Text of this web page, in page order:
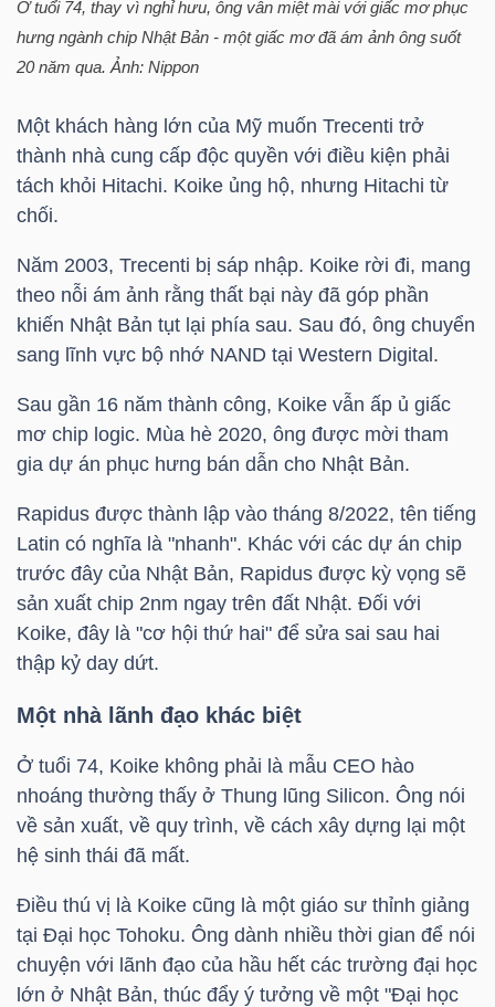
Ở tuổi 74, thay vì nghỉ hưu, ông vẫn miệt mài với giấc mơ phục
hưng ngành chip Nhật Bản - một giấc mơ đã ám ảnh ông suốt
20 năm qua. Ảnh: Nippon
Một khách hàng lớn của Mỹ muốn Trecenti trở
thành nhà cung cấp độc quyền với điều kiện phải
tách khỏi Hitachi. Koike ủng hộ, nhưng Hitachi từ
chối.
Năm 2003, Trecenti bị sáp nhập. Koike rời đi, mang
theo nỗi ám ảnh rằng thất bại này đã góp phần
khiến Nhật Bản tụt lại phía sau. Sau đó, ông chuyển
sang lĩnh vực bộ nhớ NAND tại Western Digital.
Sau gần 16 năm thành công, Koike vẫn ấp ủ giấc
mơ chip logic. Mùa hè 2020, ông được mời tham
gia dự án phục hưng bán dẫn cho Nhật Bản.
Rapidus được thành lập vào tháng 8/2022, tên tiếng
Latin có nghĩa là "nhanh". Khác với các dự án chip
trước đây của Nhật Bản, Rapidus được kỳ vọng sẽ
sản xuất chip 2nm ngay trên đất Nhật. Đối với
Koike, đây là "cơ hội thứ hai" để sửa sai sau hai
thập kỷ day dứt.
Một nhà lãnh đạo khác biệt
Ở tuổi 74, Koike không phải là mẫu CEO hào
nhoáng thường thấy ở Thung lũng Silicon. Ông nói
về sản xuất, về quy trình, về cách xây dựng lại một
hệ sinh thái đã mất.
Điều thú vị là Koike cũng là một giáo sư thỉnh giảng
tại Đại học Tohoku. Ông dành nhiều thời gian để nói
chuyện với lãnh đạo của hầu hết các trường đại học
lớn ở Nhật Bản, thúc đẩy ý tưởng về một "Đại học
YẾU
TIÊU
DÙNG
THIẾT
SÓC
SỨC
KHỎE
TÀI
CHÍNH
CÔNG
NGHỆ
THÔNG
TIN
DỊCH